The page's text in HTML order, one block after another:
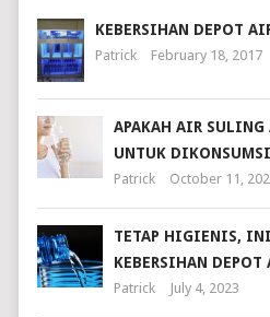
KEBERSIHAN DEPOT
Patrick February 18, 2017
APAKAH AIR SULING
UNTUK
Patrick October 11,
TETAP HIGIENIS,
KEBERSIHAN
Patrick July 4, 2023